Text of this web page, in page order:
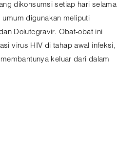
dikonsumsi setiap hari selama
digunakan meliputi
Dolutegravir. Obat-obat ini
virus HIV di tahap awal infeksi,
keluar dari dalam